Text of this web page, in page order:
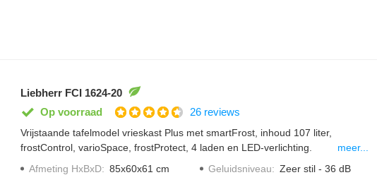
Liebherr FCI 1624-20
Op voorraad
26 reviews
Vrijstaande tafelmodel vrieskast Plus met smartFrost, inhoud 107 liter,
frostControl, varioSpace, frostProtect, 4 laden en LED-verlichting.
meer...
Afmeting HxBxD: 85x60x61 cm
Geluidsniveau: Zeer stil - 36 dB